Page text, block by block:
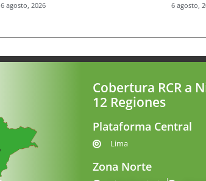
6 agosto, 2026 6 agosto,
Cobertura RCR a
12 Regiones
Plataforma Central
Lima
Zona Norte